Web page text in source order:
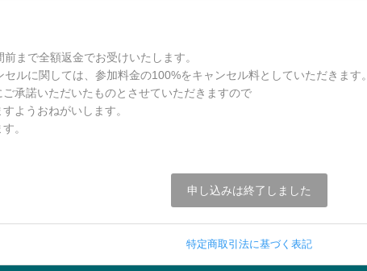
まで全額返金でお受けいたします。
ルに関しては、参加料金の100%をキャンセル料としていただきます。
承諾いただいたものとさせていただきますので
ようおねがいします。
。
申し込みは終了しました
特定商取引法に基づく表記